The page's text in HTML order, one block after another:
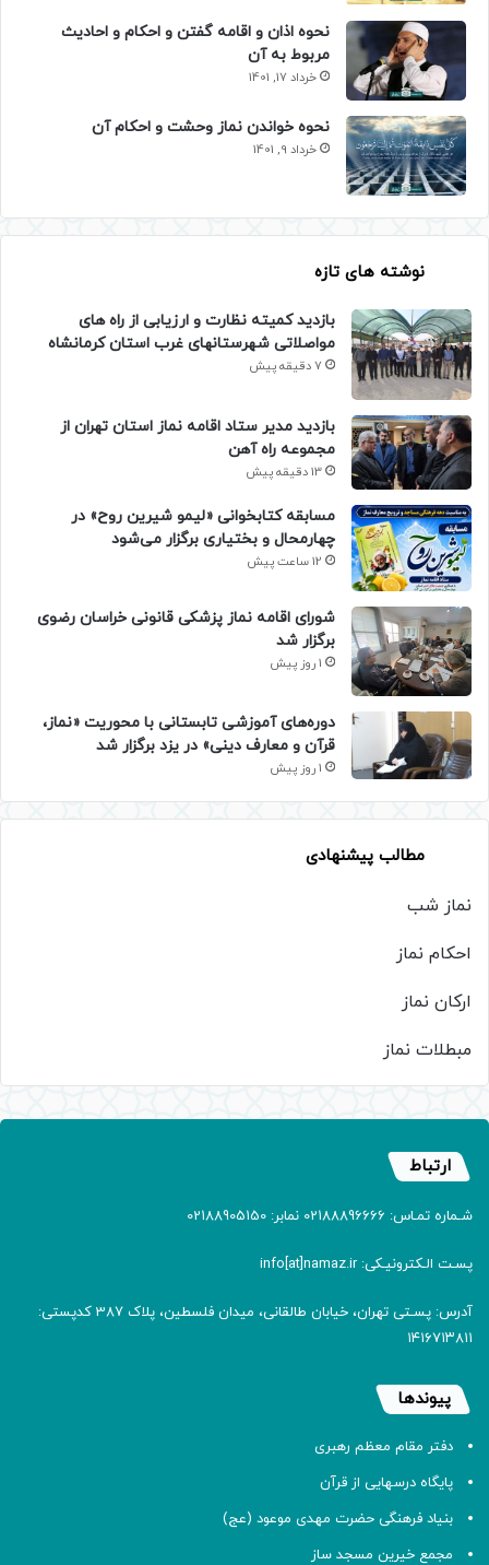
نحوه اذان و اقامه گفتن و احکام و احادیث
مربوط به آن
خرداد 17, 1401
نحوه خواندن نماز وحشت و احکام آن
خرداد 9, 1401
نوشته های تازه
بازدید کمیته نظارت و ارزیابی از راه های
مواصلاتی شهرستانهای غرب استان کرمانشاه
7 دقیقه پیش
بازدید مدیر ستاد اقامه نماز استان تهران از
مجموعه راه آهن
13 دقیقه پیش
مسابقه کتابخوانی «لیمو شیرین روح» در
چهارمحال و بختیاری برگزار می‌شود
12 ساعت پیش
شورای اقامه نماز پزشکی قانونی خراسان رضوی
برگزار شد
1 روز پیش
دوره‌های آموزشی تابستانی با محوریت «نماز،
قرآن و معارف دینی» در یزد برگزار شد
1 روز پیش
مطالب پیشنهادی
نماز شب
احکام نماز
ارکان نماز
مبطلات نماز
ارتباط
شـماره تمـاس: 02188896666 نمابر: 02188905150
پسـت الـکترونیـکی: info[at]namaz.ir
آدرس: پسـتی تهران، خیابان طالقانی، میدان فلسطین، پلاک 387 کدپستی:
۱۴۱۶۷۱۳۸۱۱
پیوندها
دفتر مقام معظم رهبری
پایگاه درسهایی از قرآن
بنیاد فرهنگی حضرت مهدی موعود (عج)
مجمع خیرین مسجد ساز